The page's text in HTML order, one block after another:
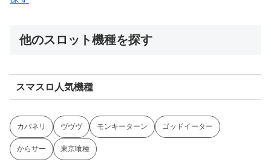
他のスロット機種を探す
スマスロ人気機種
カバネリ ヴヴヴ モンキーターン ゴッドイーター
からサー 東京喰種